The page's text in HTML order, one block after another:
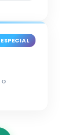
ESPECIAL